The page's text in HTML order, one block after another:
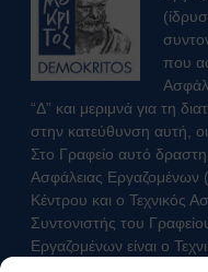
ΝΟΜΟΘΕΣΙΑ
ΧΡΗΣΙΜΑ
Νέα
που
“Δ” και μεριμνά για τη
στην κατεύθυνση αυτή,
Στο Γραφείο αυτό
Ασφάλειας Εργαζομένων
Κέντρου και ο Τεχνικός
Συντονιστής του
Εργαζομένων είναι ο